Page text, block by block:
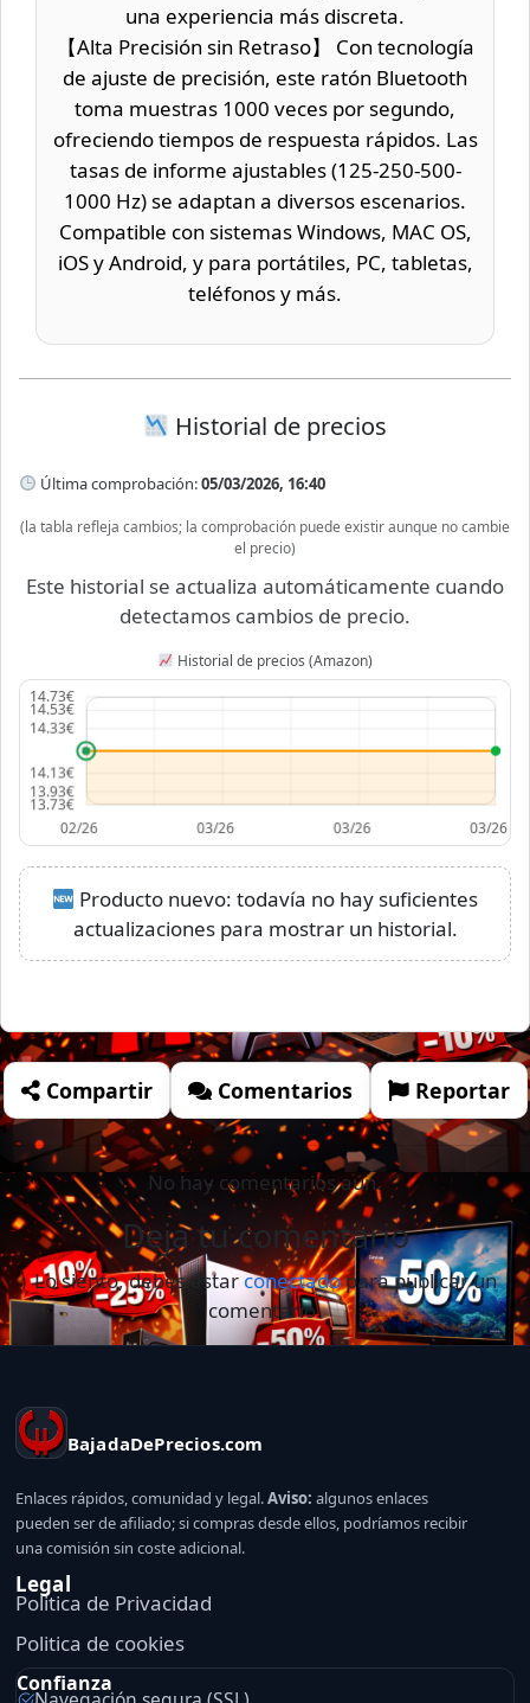
una experiencia más discreta.
【Alta Precisión sin Retraso】 Con tecnología
de ajuste de precisión, este ratón Bluetooth
toma muestras 1000 veces por segundo,
ofreciendo tiempos de respuesta rápidos. Las
tasas de informe ajustables (125-250-500-
1000 Hz) se adaptan a diversos escenarios.
Compatible con sistemas Windows, MAC OS,
iOS y Android, y para portátiles, PC, tabletas,
teléfonos y más.
Historial de precios
Última comprobación:05/03/2026, 16:40
(la tabla refleja cambios; la comprobación puede existir aunque no cambie
el precio)
Este historial se actualiza automáticamente cuando
detectamos cambios de precio.
Historial de precios (Amazon)
Producto nuevo: todavía no hay suficientes
actualizaciones para mostrar un historial.
Compartir Comentarios Reportar
No hay comentarios aún.
Deja tu comentario
Lo siento, debes estarconectadopara publicar un
comentario.
BajadaDePrecios.com
Enlaces rápidos, comunidad y legal.Aviso: algunos enlaces
pueden ser de afiliado; si compras desde ellos, podríamos recibir
una comisión sin coste adicional.
Legal
Politica de Privacidad
Politica de cookies
Confianza